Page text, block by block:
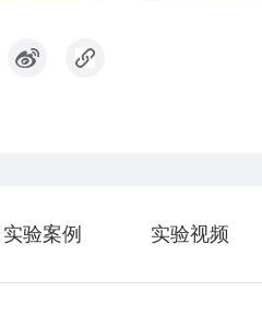
实验案例 实验视频